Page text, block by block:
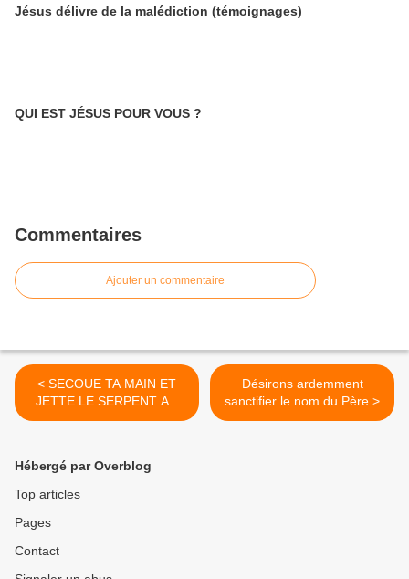
Jésus délivre de la malédiction (témoignages)
QUI EST JÉSUS POUR VOUS ?
Commentaires
Ajouter un commentaire
< SECOUE TA MAIN ET
JETTE LE SERPENT AU
FEU
Désirons ardemment
sanctifier le nom du Père >
Hébergé par Overblog
Top articles
Pages
Contact